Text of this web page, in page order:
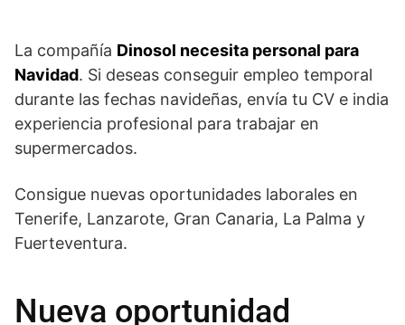
La compañía Dinosol necesita personal para
Navidad. Si deseas conseguir empleo temporal
durante las fechas navideñas, envía tu CV e india
experiencia profesional para trabajar en
supermercados.
Consigue nuevas oportunidades laborales en
Tenerife, Lanzarote, Gran Canaria, La Palma y
Fuerteventura.
Nueva oportunidad